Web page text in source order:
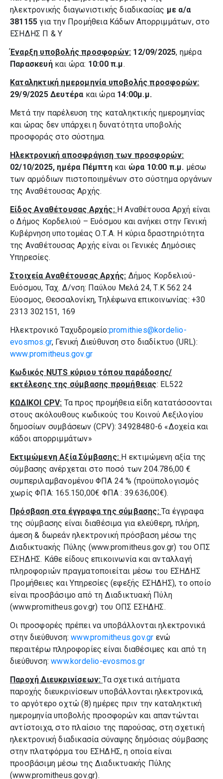
ηλεκτρονικής διαγωνιστικής διαδικασίας με α/α
381155για την Προμήθεια Κάδων Απορριμμάτων, στο
ΕΣΗΔΗΣ Π & Υ
Έναρξη υποβολής προσφορών: 12/09/2025, ημέρα
Παρασκευήκαι ώρα: 10:00 π.μ.
Καταληκτική ημερομηνία υποβολής προσφορών:
29/9/2025 Δευτέρακαι ώρα 14:00μ.μ.
Μετά την παρέλευση της καταληκτικής ημερομηνίας
και ώρας δεν υπάρχει η δυνατότητα υποβολής
προσφοράς στο σύστημα.
Ηλεκτρονική αποσφράγιση των προσφορών:
02/10/2025, ημέρα Πέμπτηκαι ώρα 10:00 π.μ. μέσω
των αρμόδιων πιστοποιημένων στο σύστημα οργάνων
της Αναθέτουσας Αρχής.
Είδος Αναθέτουσας Αρχής: Η Αναθέτουσα Αρχή είναι
ο Δήμος Κορδελιού – Ευόσμου και ανήκει στην Γενική
Κυβέρνηση υποτομέας Ο.Τ.Α. Η κύρια δραστηριότητα
της Αναθέτουσας Αρχής είναι οι Γενικές Δημόσιες
Υπηρεσίες.
Στοιχεία Αναθέτουσας Αρχής: Δήμος Κορδελιού-
Ευόσμου, Ταχ. Δ/νση: Παύλου Μελά 24, Τ.Κ 562 24
Εύοσμος, Θεσσαλονίκη, Τηλέφωνα επικοινωνίας: +30
2313 302151, 169
Ηλεκτρονικό Ταχυδρομείο:promithies@kordelio-
evosmos.gr, Γενική Διεύθυνση στο διαδίκτυο (URL):
www.promitheus.gov.gr
Κωδικός NUTS κύριου τόπου παράδοσης/
εκτέλεσης της σύμβασης προμήθειας: EL522
ΚΩΔΙΚΟΙ CPV: Τα προς προμήθεια είδη κατατάσσονται
στους ακόλουθους κωδικούς του Κοινού Λεξιλογίου
δημοσίων συμβάσεων (CPV): 34928480-6 «Δοχεία και
κάδοι απορριμμάτων»
Εκτιμώμενη Αξία Σύμβασης: Η εκτιμώμενη αξία της
σύμβασης ανέρχεται στο ποσό των 204.786,00 €
συμπεριλαμβανομένου ΦΠΑ 24 % (προϋπολογισμός
χωρίς ΦΠΑ: 165.150,00€ ΦΠΑ : 39.636,00€).
Πρόσβαση στα έγγραφα της σύμβασης: Τα έγγραφα
της σύμβασης είναι διαθέσιμα για ελεύθερη, πλήρη,
άμεση & δωρεάν ηλεκτρονική πρόσβαση μέσω της
Διαδικτυακής Πύλης (www.promitheus.gov.gr) του ΟΠΣ
ΕΣΗΔΗΣ. Κάθε είδους επικοινωνία και ανταλλαγή
πληροφοριών πραγματοποιείται μέσω του ΕΣΗΔΗΣ
Προμήθειες και Υπηρεσίες (εφεξής ΕΣΗΔΗΣ), το οποίο
είναι προσβάσιμο από τη Διαδικτυακή Πύλη
(www.promitheus.gov.gr) του ΟΠΣ ΕΣΗΔΗΣ.
Οι προσφορές πρέπει να υποβάλλονται ηλεκτρονικά
στην διεύθυνση:www.promitheus.gov.gr ενώ
περαιτέρω πληροφορίες είναι διαθέσιμες και από τη
διεύθυνση:www.kordelio-evosmos.gr
Παροχή Διευκρινίσεων:Τα σχετικά αιτήματα
παροχής διευκρινίσεων υποβάλλονται ηλεκτρονικά,
το αργότερο οχτώ (8) ημέρες πριν την καταληκτική
ημερομηνία υποβολής προσφορών και απαντώνται
αντίστοιχα, στο πλαίσιο της παρούσας, στη σχετική
ηλεκτρονική διαδικασία σύναψης δημόσιας σύμβασης
στην πλατφόρμα του ΕΣΗΔΗΣ, η οποία είναι
προσβάσιμη μέσω της Διαδικτυακής Πύλης
(www.promitheus.gov.gr).